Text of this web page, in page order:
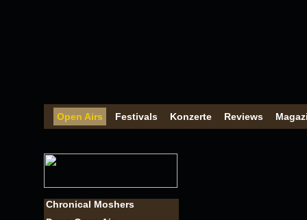
Open Airs Festivals Konzerte Reviews
Chronical Moshers